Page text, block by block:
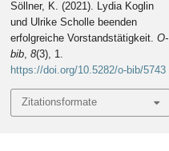
Söllner, K. (2021). Lydia Koglin
und Ulrike Scholle beenden
erfolgreiche Vorstandstätigkeit.O-
bib,8(3), 1.
https://doi.org/10.5282/o-bib/5743
Zitationsformate